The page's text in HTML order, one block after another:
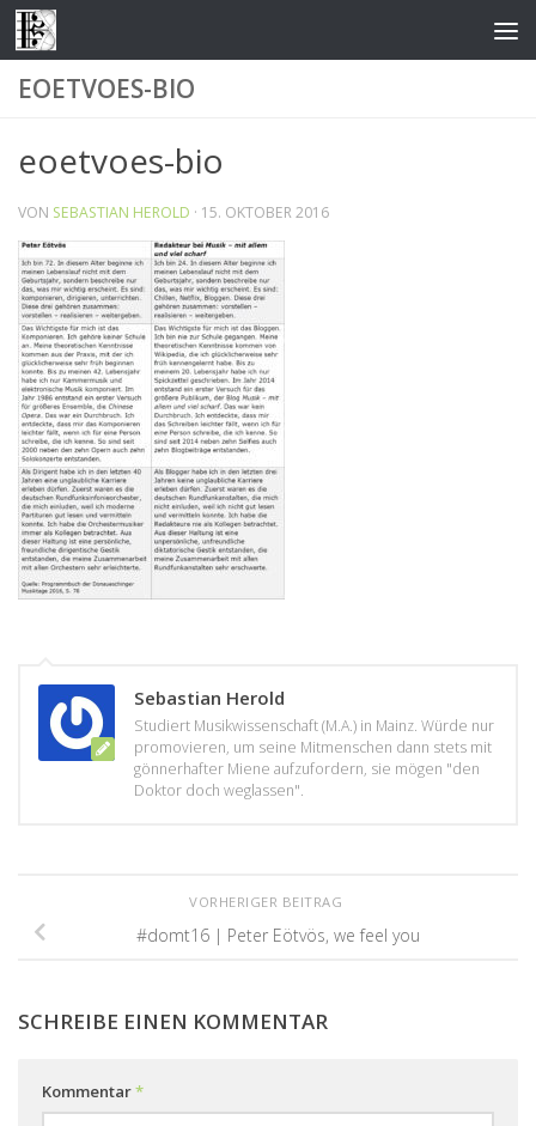
Zum Inhalt springen
EOETVOES-BIO
eoetvoes-bio
VON SEBASTIAN HEROLD · 15. OKTOBER 2016
Sebastian Herold
Studiert Musikwissenschaft (M.A.) in Mainz. Würde nur
promovieren, um seine Mitmenschen dann stets mit
gönnerhafter Miene aufzufordern, sie mögen "den
Doktor doch weglassen".
VORHERIGER BEITRAG
#domt16 | Peter Eötvös, we feel you
SCHREIBE EINEN KOMMENTAR
Kommentar*